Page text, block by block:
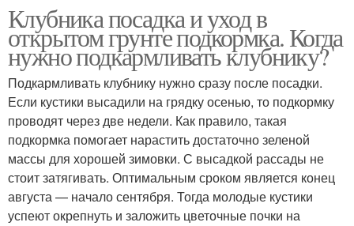
Клубника посадка и уход в
открытом грунте подкормка. Когда
нужно подкармливать клубнику?
Подкармливать клубнику нужно сразу после посадки.
Если кустики высадили на грядку осенью, то подкормку
проводят через две недели. Как правило, такая
подкормка помогает нарастить достаточно зеленой
массы для хорошей зимовки. С высадкой рассады не
стоит затягивать. Оптимальным сроком является конец
августа — начало сентября. Тогда молодые кустики
успеют окрепнуть и заложить цветочные почки на